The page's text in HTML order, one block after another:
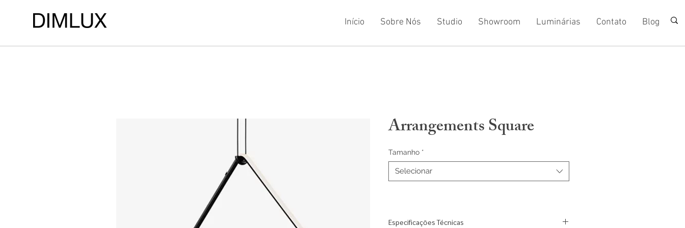
Início Sobre Nós Studio Showroom Luminárias Contato Blog
Arrangements Square
Tamanho *
Selecionar
Especificações Técnicas